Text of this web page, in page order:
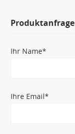
Produktanfrage
Ihr Name*
Ihre Email*